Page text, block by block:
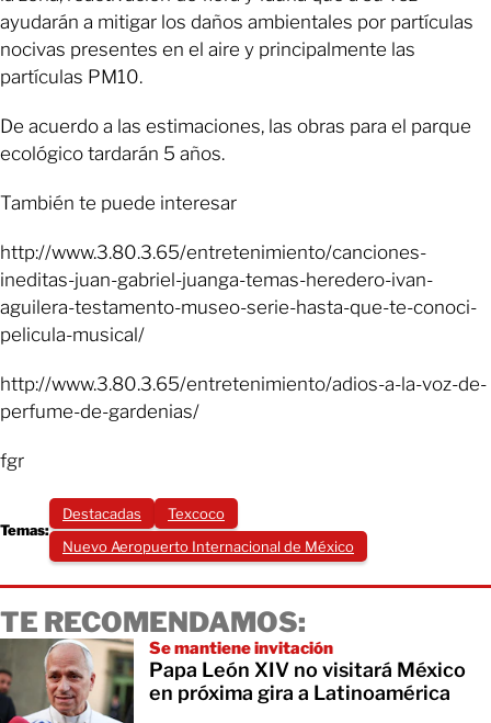
ayudarán a mitigar los daños ambientales por partículas
nocivas presentes en el aire y principalmente las
partículas PM10.
De acuerdo a las estimaciones, las obras para el parque
ecológico tardarán 5 años.
También te puede interesar
http://www.3.80.3.65/entretenimiento/canciones-
ineditas-juan-gabriel-juanga-temas-heredero-ivan-
aguilera-testamento-museo-serie-hasta-que-te-conoci-
pelicula-musical/
http://www.3.80.3.65/entretenimiento/adios-a-la-voz-de-
perfume-de-gardenias/
fgr
Temas:
Destacadas
Texcoco
Nuevo Aeropuerto Internacional de México
TE RECOMENDAMOS:
Se mantiene invitación
Papa León XIV no visitará México
en próxima gira a Latinoamérica